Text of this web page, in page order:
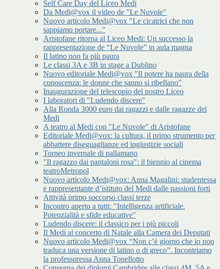
Self Care Day del Liceo Medi
Da Medi@vox il video de "Le Nuvole"
Nuovo articolo Medi@vox "Le cicatrici che non
sappiamo portare..."
Aristofane ritorna al Liceo Medi: Un successo la
rappresentazione de “Le Nuvole” in aula magna
Il latino non fa più paura
Le classi 3A e 3B in stage a Dublino
Nuovo editoriale Medi@vox "Il potere ha paura della
conoscenza: le donne che sanno si ribellano"
Inaugurazione del telescopio del nostro Liceo
I laboratori di "Ludendo discere"
Alla Ronda 3000 euro dai ragazzi e dalle ragazze del
Medi
A teatro al Medi con "Le Nuvole" di Aristofane
Editoriale Medi@vox: la cultura, il primo strumento per
abbattere diseguaglianze ed ingiustizie sociali
Torneo invernale di pallamano
"Il ragazzo dai pantaloni rosa": il biennio al cinema
teatroMetropol
Nuovo articolo Medi@vox: Anna Magalini: studentessa
e rappresentante d’istituto del Medi dalle passioni forti
Attività primo soccorso classi terze
Incontro aperto a tutti: "Intelligenza artificiale.
Potenzialità e sfide educative"
Ludendo discere: il classico per i più piccoli
Il Medi al concerto di Natale alla Camera dei Deputati
Nuovo articolo Medi@vox “Non c’è giorno che io non
traduca una versione di latino o di greco”. Incontriamo
la professoressa Anna Tonellotto